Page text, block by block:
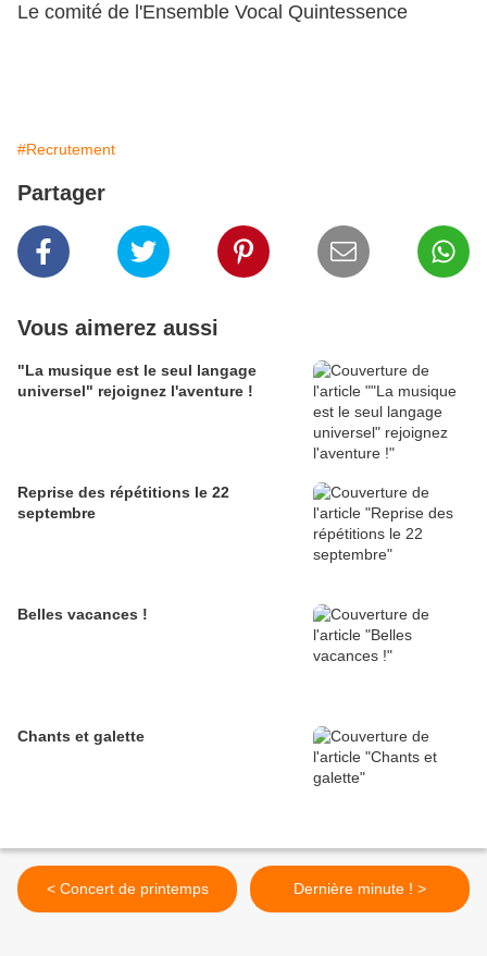
Le comité de l'Ensemble Vocal Quintessence
#Recrutement
Partager
Vous aimerez aussi
"La musique est le seul langage
universel" rejoignez l'aventure !
Reprise des répétitions le 22
septembre
Belles vacances !
Chants et galette
< Concert de printemps Dernière minute ! >